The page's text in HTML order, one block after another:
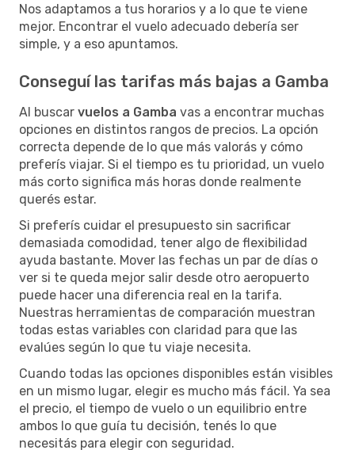
Nos adaptamos a tus horarios y a lo que te viene
mejor. Encontrar el vuelo adecuado debería ser
simple, y a eso apuntamos.
Conseguí las tarifas más bajas a Gamba
Al buscar vuelos a Gamba vas a encontrar muchas
opciones en distintos rangos de precios. La opción
correcta depende de lo que más valorás y cómo
preferís viajar. Si el tiempo es tu prioridad, un vuelo
más corto significa más horas donde realmente
querés estar.
Si preferís cuidar el presupuesto sin sacrificar
demasiada comodidad, tener algo de flexibilidad
ayuda bastante. Mover las fechas un par de días o
ver si te queda mejor salir desde otro aeropuerto
puede hacer una diferencia real en la tarifa.
Nuestras herramientas de comparación muestran
todas estas variables con claridad para que las
evalúes según lo que tu viaje necesita.
Cuando todas las opciones disponibles están visibles
en un mismo lugar, elegir es mucho más fácil. Ya sea
el precio, el tiempo de vuelo o un equilibrio entre
ambos lo que guía tu decisión, tenés lo que
necesitás para elegir con seguridad.